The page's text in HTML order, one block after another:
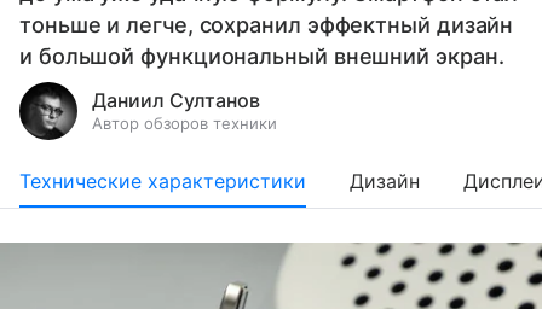
тоньше и легче, сохранил эффектный дизайн
и большой функциональный внешний экран.
Даниил Султанов
Автор обзоров техники
Технические характеристики Дизайн